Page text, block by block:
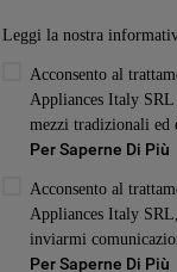
maggiore
collocare
fresca;
Leggi la nostra
Acconsento al
Appliances Italy
mezzi tradizionali ed
Per Saperne Di Più
Acconsento al
Appliances Italy
inviarmi
Per Saperne Di Più